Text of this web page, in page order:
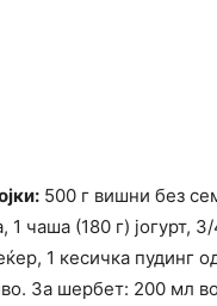
500 г вишни без
1 чаша (180 г) јогурт,
1 кесичка пудинг
За шербет: 200 мл